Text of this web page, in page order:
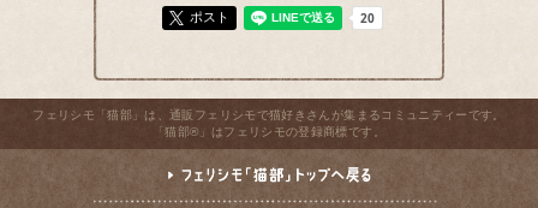
ポスト
フェリシモ「猫部」は、通販フェリシモで猫好きさんが集まるコミュニティーです。
「猫部®」はフェリシモの登録商標です。